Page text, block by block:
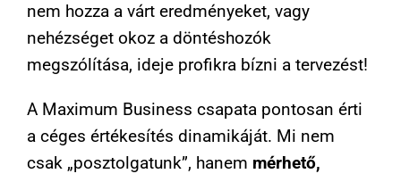
nem hozza a várt eredményeket, vagy
nehézséget okoz a döntéshozók
megszólítása, ideje profikra bízni a tervezést!
A Maximum Business csapata pontosan érti
a céges értékesítés dinamikáját. Mi nem
csak „posztolgatunk”, hanem mérhető,